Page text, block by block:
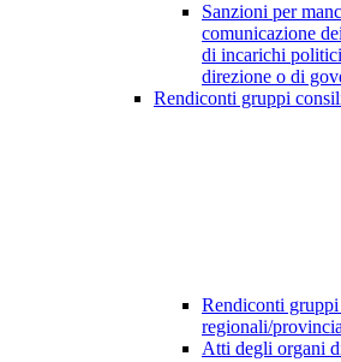
Sanzioni per
comunicazione
di incarichi
direzione o di
Rendiconti gruppi
Rendiconti
regionali/
Atti degli organi